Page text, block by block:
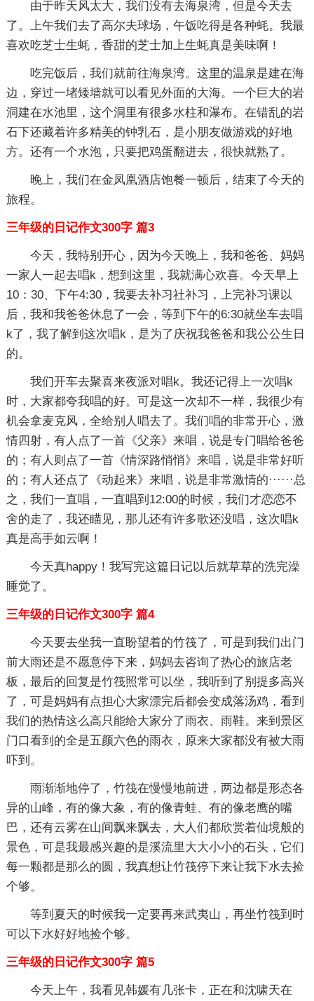
由于昨天风太大，我们没有去海泉湾，但是今天去
了。上午我们去了高尔夫球场，午饭吃得是各种蚝。我最
喜欢吃芝士生蚝，香甜的芝士加上生蚝真是美味啊！
吃完饭后，我们就前往海泉湾。这里的温泉是建在海
边，穿过一堵矮墙就可以看见外面的大海。一个巨大的岩
洞建在水池里，这个洞里有很多水柱和瀑布。在错乱的岩
石下还藏着许多精美的钟乳石，是小朋友做游戏的好地
方。还有一个水泡，只要把鸡蛋翻进去，很快就熟了。
晚上，我们在金凤凰酒店饱餐一顿后，结束了今天的
旅程。
三年级的日记作文300字 篇3
今天，我特别开心，因为今天晚上，我和爸爸、妈妈
一家人一起去唱k，想到这里，我就满心欢喜。今天早上
10：30、下午4:30，我要去补习社补习，上完补习课以
后，我和我爸爸休息了一会，等到下午的6:30就坐车去唱
k了，我了解到这次唱k，是为了庆祝我爸爸和我公公生日
的。
我们开车去聚喜来夜派对唱k。我还记得上一次唱k
时，大家都夸我唱的好。可是这一次却不一样，我很少有
机会拿麦克风，全给别人唱去了。我们唱的非常开心，激
情四射，有人点了一首《父亲》来唱，说是专门唱给爸爸
的；有人则点了一首《情深路悄悄》来唱，说是非常好听
的；有人还点了《动起来》来唱，说是非常激情的······总
之，我们一直唱，一直唱到12:00的时候，我们才恋恋不
舍的走了，我还瞄见，那儿还有许多歌还没唱，这次唱k
真是高手如云啊！
今天真happy！我写完这篇日记以后就草草的洗完澡
睡觉了。
三年级的日记作文300字 篇4
今天要去坐我一直盼望着的竹筏了，可是到我们出门
前大雨还是不愿意停下来，妈妈去咨询了热心的旅店老
板，最后的回复是竹筏照常可以坐，我听到了别提多高兴
了，可是妈妈有点担心大家漂完后都会变成落汤鸡，看到
我们的热情这么高只能给大家分了雨衣、雨鞋。来到景区
门口看到的全是五颜六色的雨衣，原来大家都没有被大雨
吓到。
雨渐渐地停了，竹筏在慢慢地前进，两边都是形态各
异的山峰，有的像大象，有的像青蛙、有的像老鹰的嘴
巴，还有云雾在山间飘来飘去，大人们都欣赏着仙境般的
景色，可是我最感兴趣的是溪流里大大小小的石头，它们
每一颗都是那么的圆，我真想让竹筏停下来让我下水去捡
个够。
等到夏天的时候我一定要再来武夷山，再坐竹筏到时
可以下水好好地捡个够。
三年级的日记作文300字 篇5
今天上午，我看见韩媛有几张卡，正在和沈啸天在